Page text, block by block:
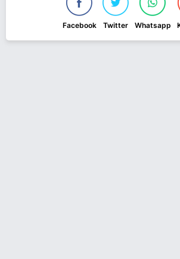
Facebook Twitter Whatsapp